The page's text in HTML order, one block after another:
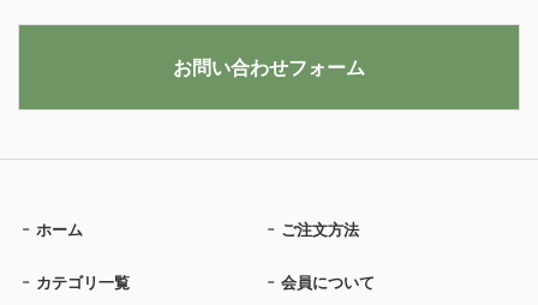
ホーム ご注文方法
カテゴリ一覧 会員について
お問い合わせフォーム